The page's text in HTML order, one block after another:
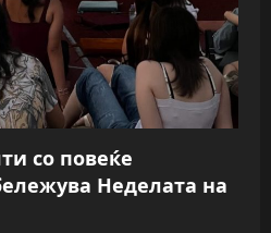
со повеќе
Неделата на